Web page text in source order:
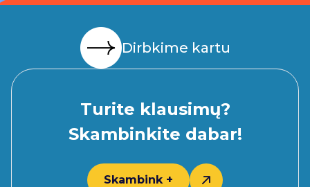
Dirbkime kartu
Turite klausimų?
Skambinkite dabar!
Skambink +